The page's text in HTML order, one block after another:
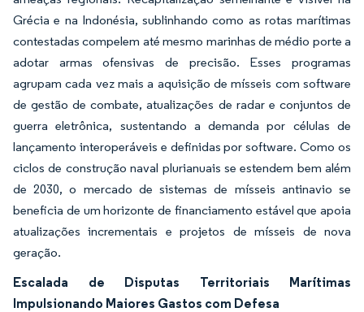
Grécia e na Indonésia, sublinhando como as rotas marítimas
contestadas compelem até mesmo marinhas de médio porte a
adotar armas ofensivas de precisão. Esses programas
agrupam cada vez mais a aquisição de mísseis com software
de gestão de combate, atualizações de radar e conjuntos de
guerra eletrônica, sustentando a demanda por células de
lançamento interoperáveis e definidas por software. Como os
ciclos de construção naval plurianuais se estendem bem além
de 2030, o mercado de sistemas de mísseis antinavio se
beneficia de um horizonte de financiamento estável que apoia
atualizações incrementais e projetos de mísseis de nova
geração.
Escalada de Disputas Territoriais Marítimas
Impulsionando Maiores Gastos com Defesa